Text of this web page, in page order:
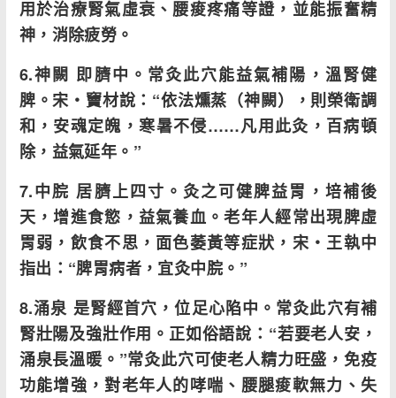
用於治療腎氣虛衰、腰痠疼痛等證，並能振奮精
神，消除疲勞。
6.神闕 即臍中。常灸此穴能益氣補陽，溫腎健
脾。宋・竇材說：“依法燻蒸（神闕），則榮衛調
和，安魂定魄，寒暑不侵……凡用此灸，百病頓
除，益氣延年。”
7.中脘 居臍上四寸。灸之可健脾益胃，培補後
天，增進食慾，益氣養血。老年人經常出現脾虛
胃弱，飲食不思，面色萎黃等症狀，宋・王執中
指出：“脾胃病者，宜灸中脘。”
8.涌泉 是腎經首穴，位足心陷中。常灸此穴有補
腎壯陽及強壯作用。正如俗語說：“若要老人安，
涌泉長溫暖。”常灸此穴可使老人精力旺盛，免疫
功能增強，對老年人的哮喘、腰腿痠軟無力、失